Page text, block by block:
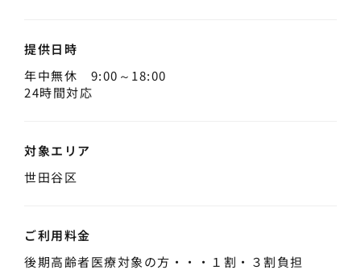
提供日時
年中無休 9:00～18:00
24時間対応
対象エリア
世田谷区
ご利用料金
後期高齢者医療対象の方・・・１割・３割負担